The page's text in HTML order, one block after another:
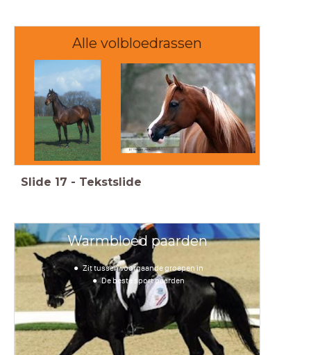
Alle volbloedrassen
Slide 17 - Tekstslide
Warmbloed paarden
Zit tussen voorgaande groepen in
De beste sport paarden